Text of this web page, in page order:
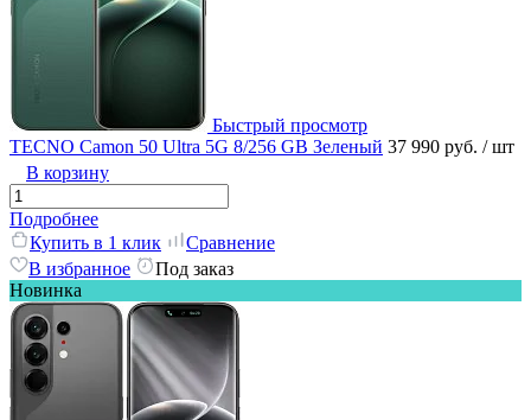
Быстрый просмотр
TECNO Camon 50 Ultra 5G 8/256 GB Зеленый 37 990 руб. / шт
В корзину
Подробнее
Купить в 1 клик
Сравнение
В избранное
Под заказ
Новинка